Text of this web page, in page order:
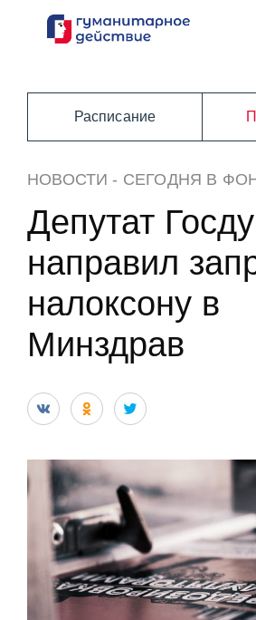
Перейти
Расписание
НОВОСТИ - СЕГОДНЯ В
Депутат
направил
налоксону в
Минздрав